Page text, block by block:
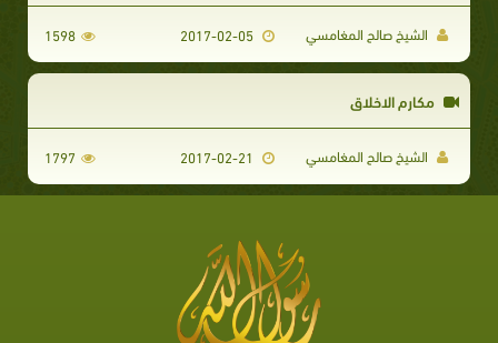
الشيخ صالح المغامسي 2017-02-05
1598
مكارم الاخلاق
الشيخ صالح المغامسي 1797